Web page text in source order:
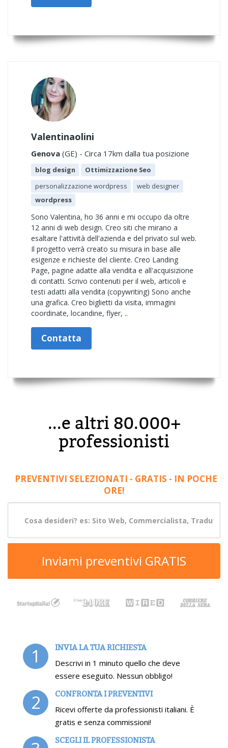
Valentinaolini
Genova (GE) - Circa 17km dalla tua posizione
blog design
Ottimizzazione Seo
personalizzazione wordpress
web designer
wordpress
Sono Valentina, ho 36 anni e mi occupo da oltre
12 anni di web design. Creo siti che mirano a
esaltare l'attività dell'azienda e del privato sul web.
Il progetto verrà creato su misura in base alle
esigenze e richieste del cliente. Creo Landing
Page, pagine adatte alla vendita e all'acquisizione
di contatti. Scrivo contenuti per il web, articoli e
testi adatti alla vendita (copywriting) Sono anche
una grafica. Creo biglietti da visita, immagini
coordinate, locandine, flyer, ..
Contatta
...e altri 80.000+
professionisti
PREVENTIVI SELEZIONATI - GRATIS - IN POCHE
ORE!
Inviami preventivi GRATIS
1 INVIA LA TUA RICHIESTA
Descrivi in 1 minuto quello che deve
essere eseguito. Nessun obbligo!
2 CONFRONTA I PREVENTIVI
Ricevi offerte da professionisti italiani. È
gratis e senza commissioni!
SCEGLI IL PROFESSIONISTA